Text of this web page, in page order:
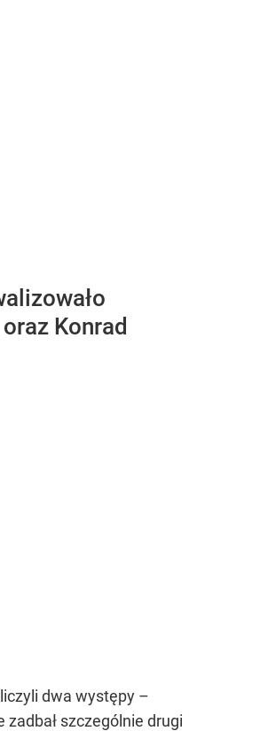
Konrad
dwa występy –
szczególnie drugi